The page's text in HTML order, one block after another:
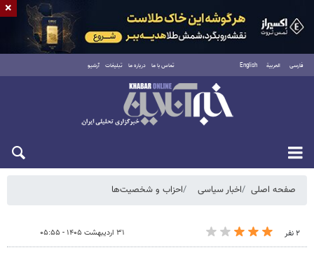
فارسی العربية English تماس با ما درباره ما تبلیغات آرشیو
شنبه ۱۷ مرداد ۱۴۰۵
صفحه اصلی اخبار سیاسی احزاب و شخصیت‌ها
۲ نفر ۳۱ اردیبهشت ۱۴۰۵ - ۰۵:۵۵
×